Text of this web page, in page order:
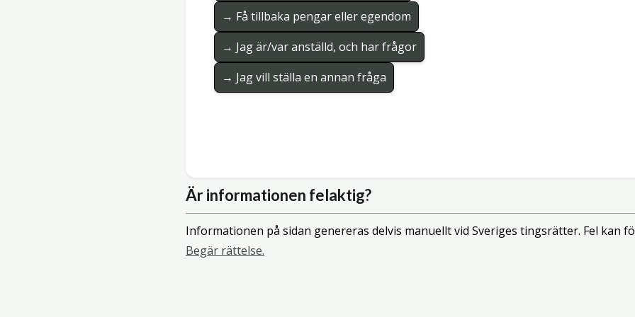
→ Få tillbaka pengar eller egendom
→ Jag är/var anställd, och har frågor
→ Jag vill ställa en annan fråga
Är informationen felaktig?
Informationen på sidan genereras delvis manuellt vid Sveriges tingsrätter. Fel kan
Begär rättelse.